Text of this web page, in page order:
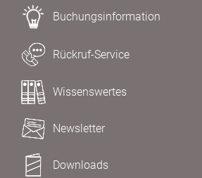
Buchungsinformation
Rückruf-Service
Wissenswertes
Newsletter
Downloads